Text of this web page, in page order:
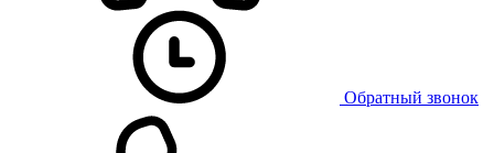
Обратный звонок